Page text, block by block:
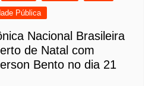
Pública
Nacional Brasileira
de Natal com
Bento no dia 21